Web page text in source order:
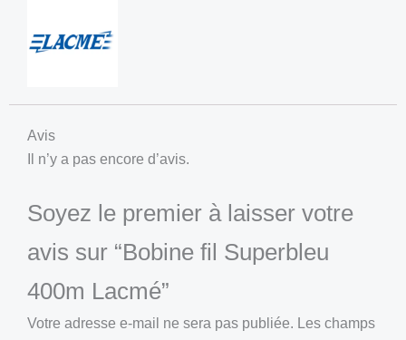
Avis
Il n’y a pas encore d’avis.
Soyez le premier à laisser votre
avis sur “Bobine fil Superbleu
400m Lacmé”
Votre adresse e-mail ne sera pas publiée. Les champs